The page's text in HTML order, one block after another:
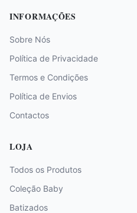
INFORMAÇÕES
Sobre Nós
Política de Privacidade
Termos e Condições
Política de Envios
Contactos
LOJA
Todos os Produtos
Coleção Baby
Batizados